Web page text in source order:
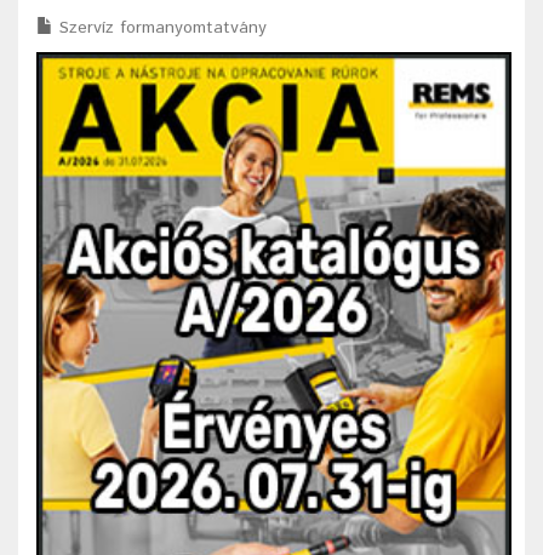
Szervíz formanyomtatvány